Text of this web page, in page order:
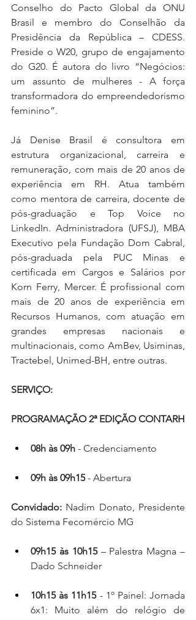
Conselho do Pacto Global da ONU
Brasil e membro do Conselhão da
Presidência da República – CDESS.
Preside o W20, grupo de engajamento
do G20. É autora do livro “Negócios:
um assunto de mulheres - A força
transformadora do empreendedorismo
feminino”.
Já Denise Brasil é consultora em
estrutura organizacional, carreira e
remuneração, com mais de 20 anos de
experiência em RH. Atua também
como mentora de carreira, docente de
pós-graduação e Top Voice no
LinkedIn. Administradora (UFSJ), MBA
Executivo pela Fundação Dom Cabral,
pós-graduada pela PUC Minas e
certificada em Cargos e Salários por
Korn Ferry, Mercer. É profissional com
mais de 20 anos de experiência em
Recursos Humanos, com atuação em
grandes empresas nacionais e
multinacionais, como AmBev, Usiminas,
Tractebel, Unimed-BH, entre outras.
SERVIÇO:
PROGRAMAÇÃO 2ª EDIÇÃO CONTARH
08h às 09h - Credenciamento
09h às 09h15 - Abertura
Convidado: Nadim Donato, Presidente
do Sistema Fecomércio MG
09h15 às 10h15 – Palestra Magna –
Dado Schneider
10h15 às 11h15 - 1º Painel: Jornada
6x1: Muito além do relógio de